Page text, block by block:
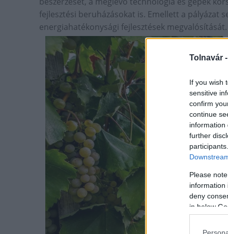
Tolnavár -
If you wish
sensitive
confirm
continue
information
further
Please
information
deny
in below
fejlesztési beruházásokat is. Emellett a pályázat
energiahatékonysági fejlesztések megvalósítását.